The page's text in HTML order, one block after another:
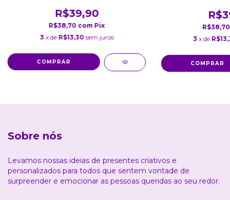
R$39,90
R$38,70 com Pix
3 x de R$13,30 sem juros
COMPRAR
3 x de
COMPRAR
Sobre nós
Levamos nossas ideias de presentes criativos e
personalizados para todos que sentem vontade de
surpreender e emocionar as pessoas queridas ao seu redor.